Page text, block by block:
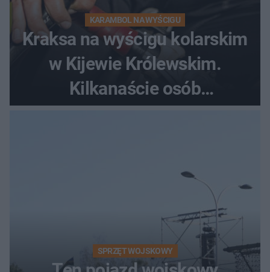
KARAMBOL NA WYŚCIGU
Kraksa na wyścigu kolarskim
w Kijewie Królewskim.
Kilkanaście osób
poszkodowanych, lądował
SPRZĘT WOJSKOWY